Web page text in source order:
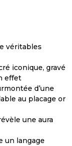
véritables
iconique, gravé
effet
d’une
au placage or
une aura
un langage